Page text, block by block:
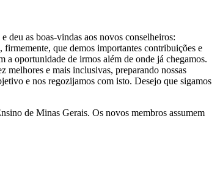
deu as boas-vindas aos novos conselheiros:
que demos importantes contribuições e
a oportunidade de irmos além de onde já chegamos.
e mais inclusivas, preparando nossas
e nos regozijamos com isto. Desejo que sigamos
de Minas Gerais. Os novos membros assumem